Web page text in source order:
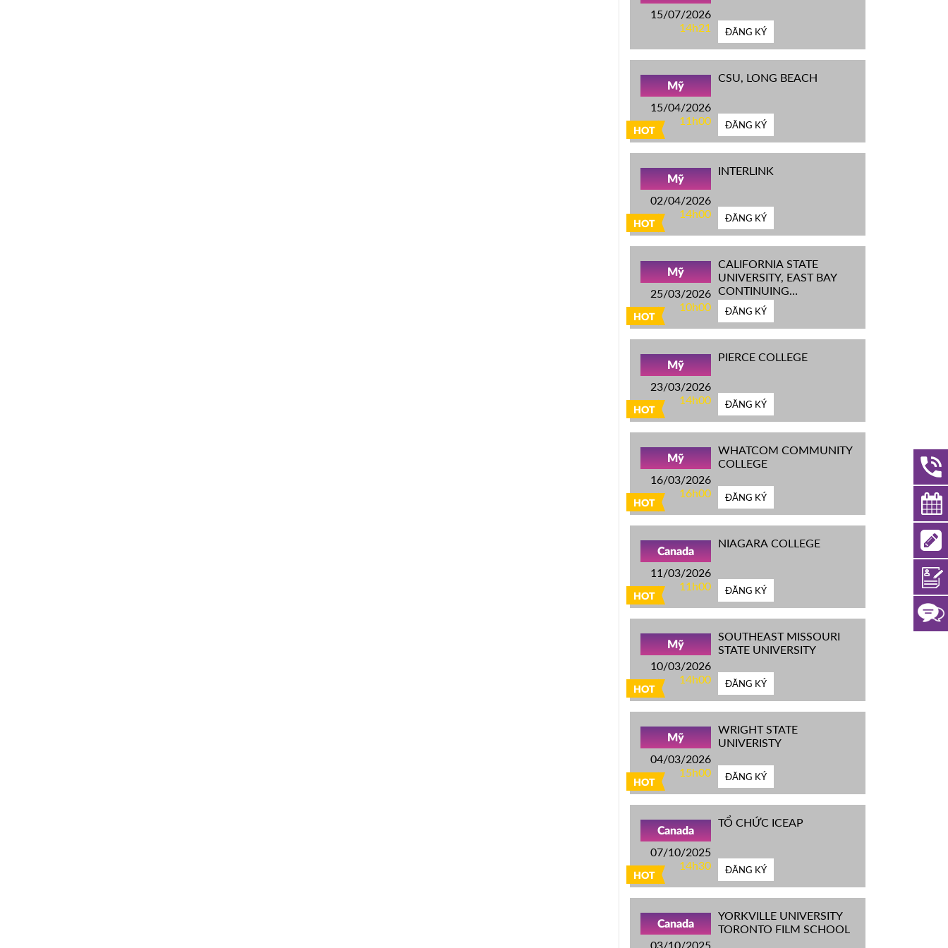
15/07/2026
14h21
ĐĂNG KÝ
HOT
Mỹ
15/04/2026
11h00
CSU, LONG BEACH
ĐĂNG KÝ
HOT
Mỹ
02/04/2026
14h00
INTERLINK
ĐĂNG KÝ
HOT
Mỹ
25/03/2026
10h00
CALIFORNIA STATE
UNIVERSITY, EAST BAY
CONTINUING
EDUCATION
ĐĂNG KÝ
HOT
Mỹ
23/03/2026
14h00
PIERCE COLLEGE
ĐĂNG KÝ
HOT
Mỹ
16/03/2026
16h00
WHATCOM COMMUNITY
COLLEGE
ĐĂNG KÝ
HOT
Canada
11/03/2026
11h00
NIAGARA COLLEGE
ĐĂNG KÝ
HOT
Mỹ
10/03/2026
14h00
SOUTHEAST MISSOURI
STATE UNIVERSITY
ĐĂNG KÝ
HOT
Mỹ
04/03/2026
15h00
WRIGHT STATE
UNIVERISTY
ĐĂNG KÝ
HOT
Canada
07/10/2025
14h30
TỔ CHỨC ICEAP
ĐĂNG KÝ
Canada
03/10/2025
YORKVILLE UNIVERSITY
TORONTO FILM SCHOOL